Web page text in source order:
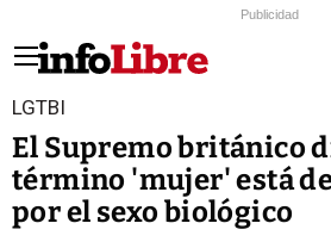
Publicidad
LGTBI
El Supremo británico
término 'mujer' está
por el sexo biológico